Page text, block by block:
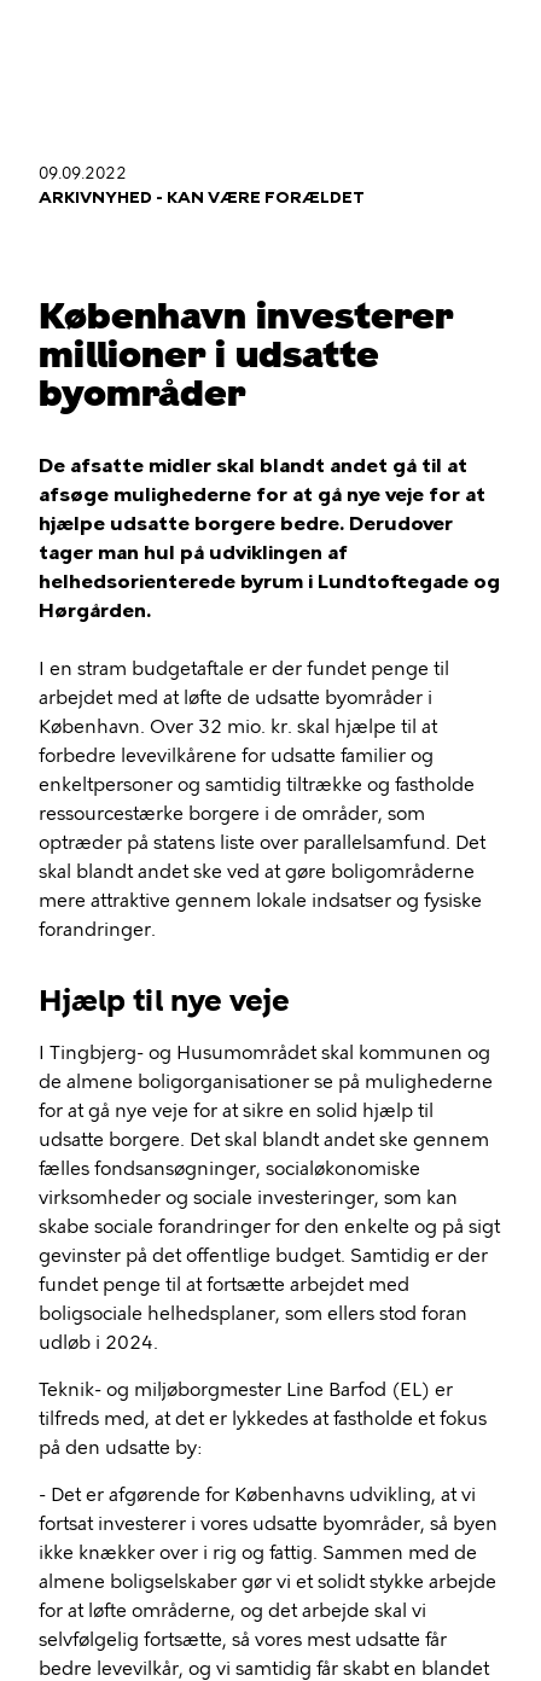
Du
09.09.2022
ARKIVNYHED - KAN VÆRE FORÆLDET
København investerer
millioner i udsatte
byområder
De afsatte midler skal blandt andet gå til at
afsøge mulighederne for at gå nye veje for at
hjælpe udsatte borgere bedre. Derudover
tager man hul på udviklingen af
helhedsorienterede byrum i Lundtoftegade og
Hørgården.
I en stram budgetaftale er der fundet penge til
arbejdet med at løfte de udsatte byområder i
København. Over 32 mio. kr. skal hjælpe til at
forbedre levevilkårene for udsatte familier og
enkeltpersoner og samtidig tiltrække og fastholde
ressourcestærke borgere i de områder, som
optræder på statens liste over parallelsamfund. Det
skal blandt andet ske ved at gøre boligområderne
mere attraktive gennem lokale indsatser og fysiske
forandringer.
Hjælp til nye veje
I Tingbjerg- og Husumområdet skal kommunen og
de almene boligorganisationer se på mulighederne
for at gå nye veje for at sikre en solid hjælp til
udsatte borgere. Det skal blandt andet ske gennem
fælles fondsansøgninger, socialøkonomiske
virksomheder og sociale investeringer, som kan
skabe sociale forandringer for den enkelte og på sigt
gevinster på det offentlige budget. Samtidig er der
fundet penge til at fortsætte arbejdet med
boligsociale helhedsplaner, som ellers stod foran
udløb i 2024.
Teknik- og miljøborgmester Line Barfod (EL) er
tilfreds med, at det er lykkedes at fastholde et fokus
på den udsatte by:
- Det er afgørende for Københavns udvikling, at vi
fortsat investerer i vores udsatte byområder, så byen
ikke knækker over i rig og fattig. Sammen med de
almene boligselskaber gør vi et solidt stykke arbejde
for at løfte områderne, og det arbejde skal vi
selvfølgelig fortsætte, så vores mest udsatte får
bedre levevilkår, og vi samtidig får skabt en blandet